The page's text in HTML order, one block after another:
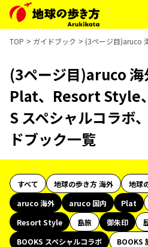
TOP ガイドブック (3ページ目)aruco
(3ページ目)aruco 海
Plat、Resort Style
S スペシャルコラボ
ドブック一覧
すべて 地球の歩き方 海外
地球
aruco 海外
aruco 国内 Plat
Resort Style
島旅 御朱印
BOOKS スペシャルコラボ
BOOKS